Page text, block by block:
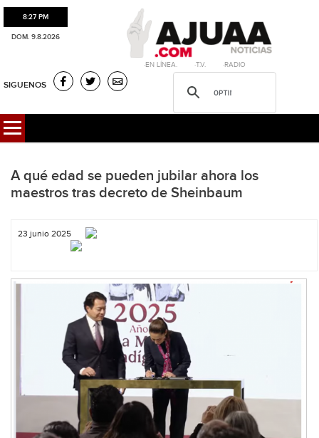
8:27 PM
DOM. 9.8.2026
·EN LÍNEA. ·T.V. ·RADIO
SIGUENOS
A qué edad se pueden jubilar ahora los
maestros tras decreto de Sheinbaum
23 junio 2025